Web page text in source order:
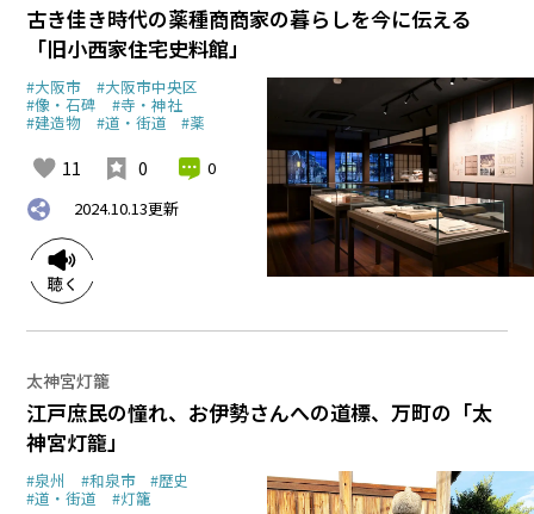
古き佳き時代の薬種商商家の暮らしを今に伝える
「旧小西家住宅史料館」
#大阪市 #大阪市中央区
#像・石碑 #寺・神社
#建造物 #道・街道 #薬
11 0
0
2024.10.13更新
太神宮灯籠
江戸庶民の憧れ、お伊勢さんへの道標、万町の「太
神宮灯籠」
#泉州 #和泉市 #歴史
#道・街道 #灯籠